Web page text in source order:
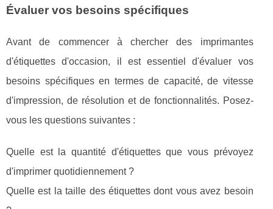
Évaluer vos besoins spécifiques
Avant de commencer à chercher des imprimantes
d'étiquettes d'occasion, il est essentiel d'évaluer vos
besoins spécifiques en termes de capacité, de vitesse
d'impression, de résolution et de fonctionnalités. Posez-
vous les questions suivantes :
Quelle est la quantité d'étiquettes que vous prévoyez
d'imprimer quotidiennement ?
Quelle est la taille des étiquettes dont vous avez besoin